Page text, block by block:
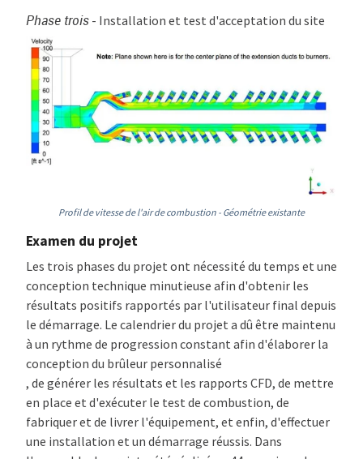
Phase trois - Installation et test d'acceptation du site
Profil de vitesse de l'air de combustion - Géométrie existante
Examen du projet
Les trois phases du projet ont nécessité du temps et une
conception technique minutieuse afin d'obtenir les
résultats positifs rapportés par l'utilisateur final depuis
le démarrage. Le calendrier du projet a dû être maintenu
à un rythme de progression constant afin d'élaborer la
conception du brûleur personnalisé
, de générer les résultats et les rapports CFD, de mettre
en place et d'exécuter le test de combustion, de
fabriquer et de livrer l'équipement, et enfin, d'effectuer
une installation et un démarrage réussis. Dans